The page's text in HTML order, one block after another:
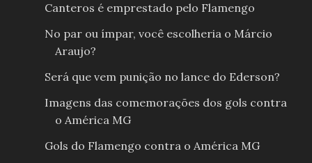
Canteros é emprestado pelo Flamengo
No par ou ímpar, você escolheria o Márcio
Araujo?
Será que vem punição no lance do Ederson?
Imagens das comemorações dos gols contra
o América MG
Gols do Flamengo contra o América MG